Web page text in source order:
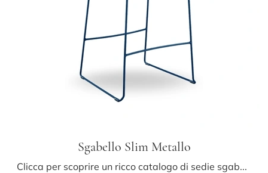
Sgabello Slim Metallo
Clicca per scoprire un ricco catalogo di sedie sgabelli per stanze moderne: il modello Sgabello Slim Metallo di Midj ti sta aspettando!